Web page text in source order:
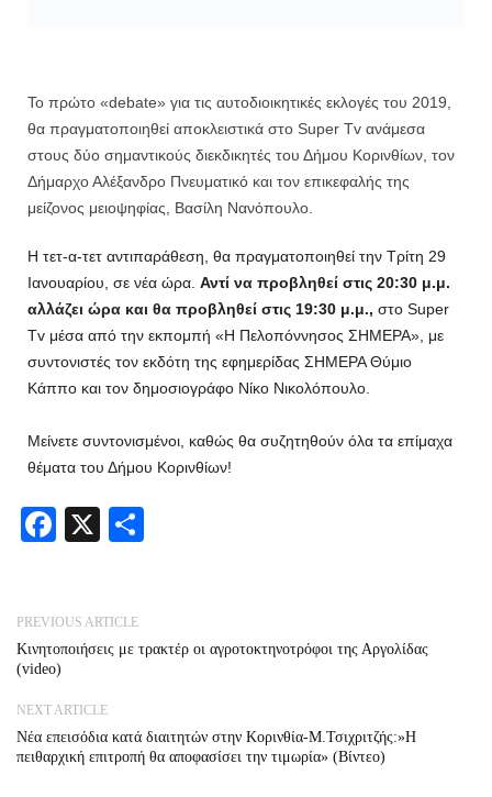
Το πρώτο «debate» για τις αυτοδιοικητικές εκλογές του 2019,
θα πραγματοποιηθεί αποκλειστικά στο Super Tv ανάμεσα
στους δύο σημαντικούς διεκδικητές του Δήμου Κορινθίων, τον
Δήμαρχο Αλέξανδρο Πνευματικό και τον επικεφαλής της
μείζονος μειοψηφίας, Βασίλη Νανόπουλο.
Η τετ-α-τετ αντιπαράθεση, θα πραγματοποιηθεί την Τρίτη 29
Ιανουαρίου, σε νέα ώρα. Αντί να προβληθεί στις 20:30 μ.μ.
αλλάζει ώρα και θα προβληθεί στις 19:30 μ.μ., στο Super
Tv μέσα από την εκπομπή «Η Πελοπόννησος ΣΗΜΕΡΑ», με
συντονιστές τον εκδότη της εφημερίδας ΣΗΜΕΡΑ Θύμιο
Κάππο και τον δημοσιογράφο Νίκο Νικολόπουλο.
Μείνετε συντονισμένοι, καθώς θα συζητηθούν όλα τα επίμαχα
θέματα του Δήμου Κορινθίων!
Facebook
X
PREVIOUS ARTICLE
Κινητοποιήσεις με τρακτέρ οι αγροτοκτηνοτρόφοι της Αργολίδας
(video)
NEXT ARTICLE
Νέα επεισόδια κατά διαιτητών στην Κορινθία-Μ.Τσιχριτζής:»Η
πειθαρχική επιτροπή θα αποφασίσει την τιμωρία» (Βίντεο)